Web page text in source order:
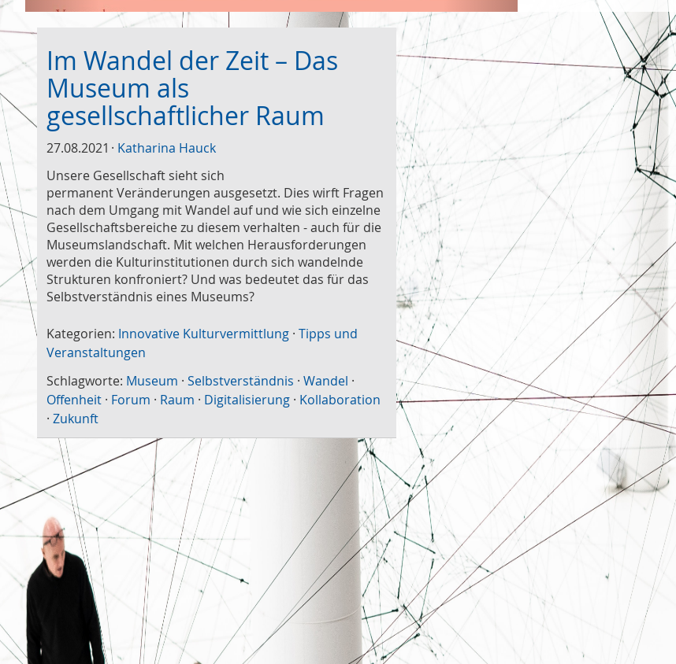
Im Wandel der Zeit – Das
Museum als
gesellschaftlicher Raum
27.08.2021
Katharina Hauck
Unsere Gesellschaft sieht sich
permanent Veränderungen ausgesetzt. Dies wirft Fragen
nach dem Umgang mit Wandel auf und wie sich einzelne
Gesellschaftsbereiche zu diesem verhalten - auch für die
Museumslandschaft. Mit welchen Herausforderungen
werden die Kulturinstitutionen durch sich wandelnde
Strukturen konfroniert? Und was bedeutet das für das
Selbstverständnis eines Museums?
Kategorien: Innovative Kulturvermittlung · Tipps und
Veranstaltungen
Schlagworte: Museum · Selbstverständnis · Wandel ·
Offenheit · Forum · Raum · Digitalisierung · Kollaboration
· Zukunft